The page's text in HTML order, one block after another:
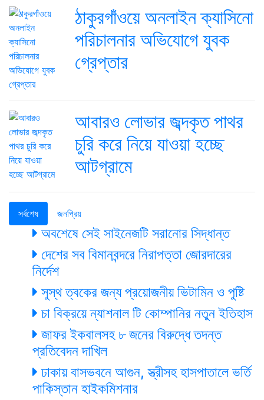
ঠাকুরগাঁওয়ে অনলাইন ক্যাসিনো
পরিচালনার অভিযোগে যুবক
গ্রেপ্তার
আবারও লোভার জব্দকৃত পাথর
চুরি করে নিয়ে যাওয়া হচ্ছে
আটগ্রামে
সর্বশেষ জনপ্রিয়
অবশেষে সেই সাইনেজটি সরানোর সিদ্ধান্ত
দেশের সব বিমানবন্দরে নিরাপত্তা জোরদারের
নির্দেশ
সুস্থ ত্বকের জন্য প্রয়োজনীয় ভিটামিন ও পুষ্টি
চা বিক্রয়ে ন্যাশনাল টি কোম্পানির নতুন ইতিহাস
জাফর ইকবালসহ ৮ জনের বিরুদ্ধে তদন্ত
প্রতিবেদন দাখিল
ঢাকায় বাসভবনে আগুন, স্ত্রীসহ হাসপাতালে ভর্তি
পাকিস্তান হাইকমিশনার